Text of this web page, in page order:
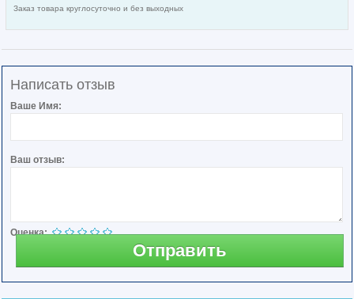
Заказ товара круглосуточно и без выходных
Написать отзыв
Ваше Имя:
Ваш отзыв:
Оценка:
Отправить